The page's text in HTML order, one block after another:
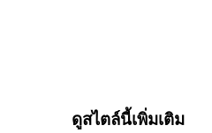
ดูสไตล์นี้เพิ่มเติม